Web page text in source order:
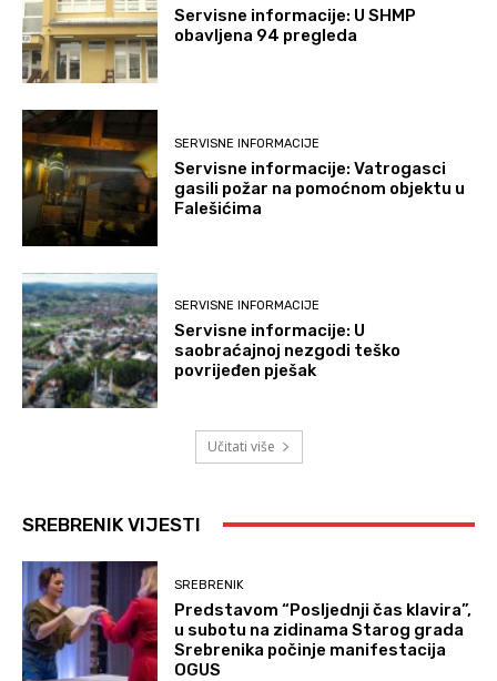
Servisne informacije: U SHMP
obavljena 94 pregleda
SERVISNE INFORMACIJE
Servisne informacije: Vatrogasci
gasili požar na pomoćnom objektu u
Falešićima
SERVISNE INFORMACIJE
Servisne informacije: U
saobraćajnoj nezgodi teško
povrijeđen pješak
Učitati više
SREBRENIK VIJESTI
SREBRENIK
Predstavom “Posljednji čas klavira”,
u subotu na zidinama Starog grada
Srebrenika počinje manifestacija
OGUS